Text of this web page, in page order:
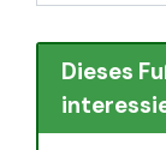
Dieses